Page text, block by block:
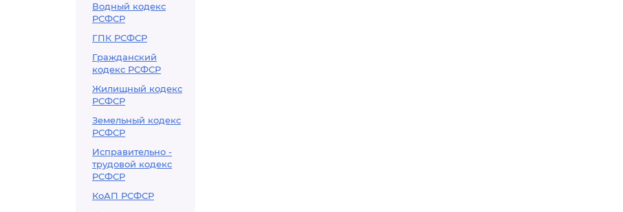
Водный кодекс
РСФСР
ГПК РСФСР
Гражданский
кодекс РСФСР
Жилищный кодекс
РСФСР
Земельный кодекс
РСФСР
Исправительно -
трудовой кодекс
РСФСР
КоАП РСФСР